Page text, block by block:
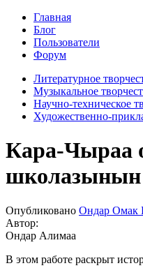
Главная
Блог
Пользователи
Форум
Литературное
Музыкальное
Научно-техническое
Художественно-
Кара-Чыраа
школазынын
Опубликовано Ондар Омак
Автор:
Ондар Алимаа
В этом работе раскрыт